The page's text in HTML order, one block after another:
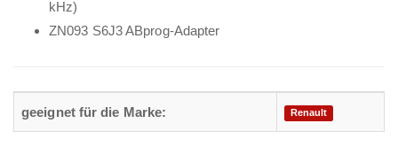
kHz)
ZN093 S6J3 ABprog-Adapter
geeignet für die Marke: Renault